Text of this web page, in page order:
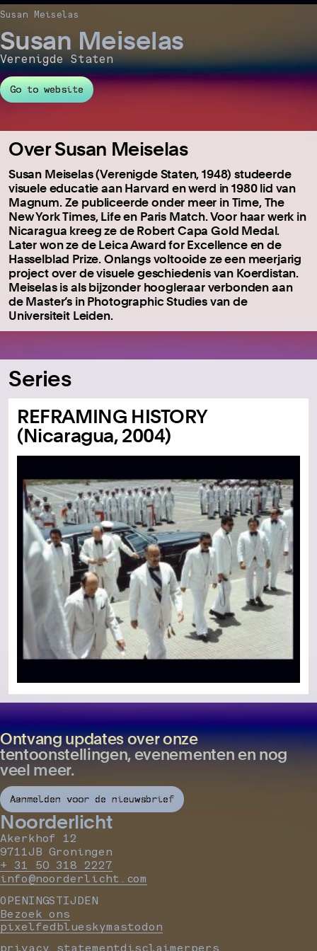
Susan Meiselas
Verenigde Staten
Go to website
Susan Meiselas
Over Susan Meiselas
Susan Meiselas (Verenigde Staten, 1948) studeerde
visuele educatie aan Harvard en werd in 1980 lid van
Magnum. Ze publiceerde onder meer in Time, The
New York Times, Life en Paris Match. Voor haar werk in
Nicaragua kreeg ze de Robert Capa Gold Medal.
Later won ze de Leica Award for Excellence en de
Hasselblad Prize. Onlangs voltooide ze een meerjarig
project over de visuele geschiedenis van Koerdistan.
Meiselas is als bijzonder hoogleraar verbonden aan
de Master’s in Photographic Studies van de
Universiteit Leiden.
Series
REFRAMING HISTORY
(Nicaragua, 2004)
Ontvang updates over onze
tentoonstellingen, evenementen en nog
veel meer.
Aanmelden voor de nieuwsbrief
Noorderlicht
Akerkhof 12
9711JB Groningen
+ 31 50 318 2227
info@noorderlicht.com
OPENINGSTIJDEN
Bezoek ons
pixelfedblueskymastodon
privacy statementdisclaimerpers